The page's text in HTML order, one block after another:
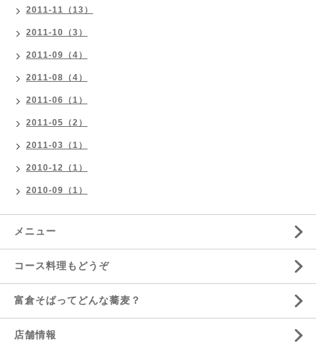
2011-11（13）
2011-10（3）
2011-09（4）
2011-08（4）
2011-06（1）
2011-05（2）
2011-03（1）
2010-12（1）
2010-09（1）
メニュー
コース料理もどうぞ
富倉そばってどんな蕎麦？
店舗情報